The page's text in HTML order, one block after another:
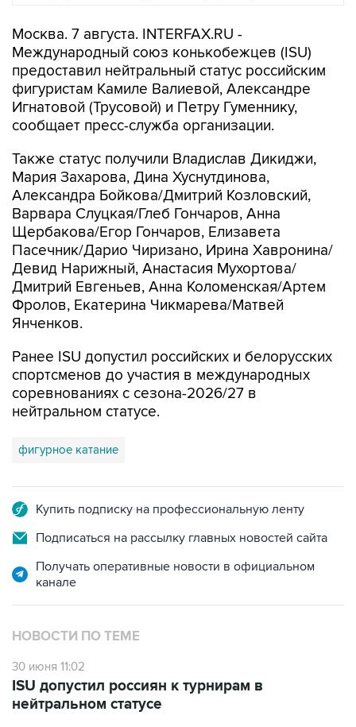
Москва. 7 августа. INTERFAX.RU -
Международный союз конькобежцев (ISU)
предоставил нейтральный статус российским
фигуристам Камиле Валиевой, Александре
Игнатовой (Трусовой) и Петру Гуменнику,
сообщает пресс-служба организации.
Также статус получили Владислав Дикиджи,
Мария Захарова, Дина Хуснутдинова,
Александра Бойкова/Дмитрий Козловский,
Варвара Слуцкая/Глеб Гончаров, Анна
Щербакова/Егор Гончаров, Елизавета
Пасечник/Дарио Чиризано, Ирина Хавронина/
Девид Нарижный, Анастасия Мухортова/
Дмитрий Евгеньев, Анна Коломенская/Артем
Фролов, Екатерина Чикмарева/Матвей
Янченков.
Ранее ISU допустил российских и белорусских
спортсменов до участия в международных
соревнованиях с сезона-2026/27 в
нейтральном статусе.
фигурное катание
Купить подписку на профессиональную ленту
Подписаться на рассылку главных новостей сайта
Получать оперативные новости в официальном
канале
НОВОСТИ ПО ТЕМЕ
30 июня 11:02
ISU допустил россиян к турнирам в
нейтральном статусе